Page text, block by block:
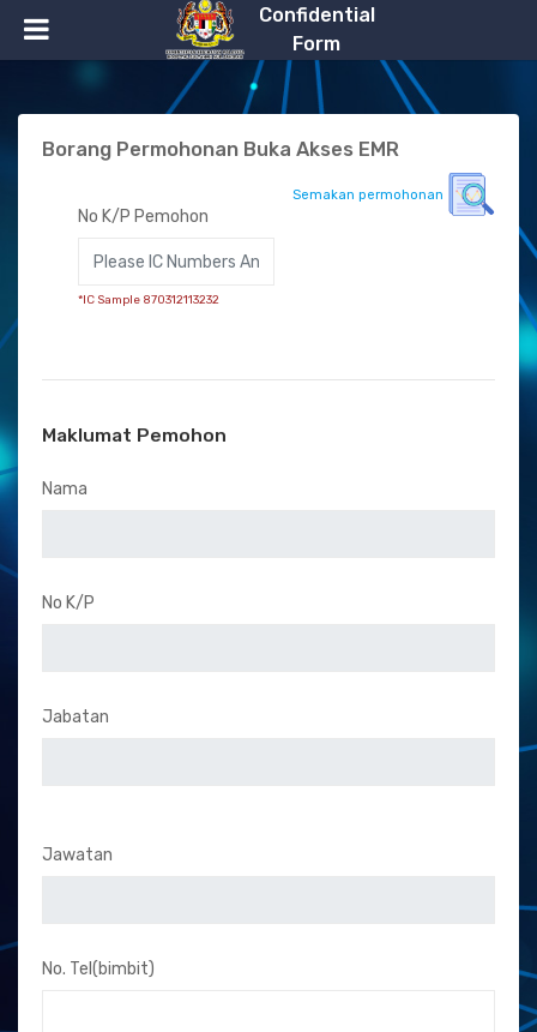
Confidential
Form
Borang Permohonan Buka Akses EMR
Semakan permohonan
No K/P Pemohon
*IC Sample 870312113232
Maklumat Pemohon
Nama
No K/P
Jabatan
Jawatan
No. Tel(bimbit)